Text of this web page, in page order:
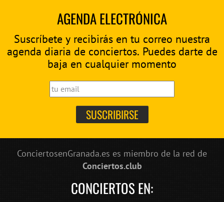
AGENDA ELECTRÓNICA
Suscríbete y recibirás en tu correo nuestra
agenda diaria de conciertos. Puedes darte de
baja en cualquier momento
ConciertosenGranada.es es miembro de la red de
Conciertos.club
CONCIERTOS EN: